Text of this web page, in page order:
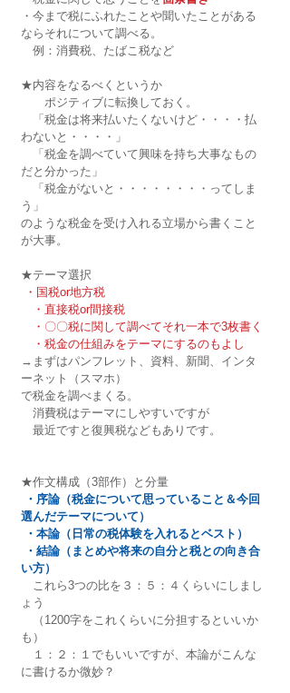
・今まで税にふれたことや聞いたことがある
ならそれについて調べる。
例：消費税、たばこ税など
★内容をなるべくというか
ポジティブに転換しておく。
「税金は将来払いたくないけど・・・・払
わないと・・・・」
「税金を調べていて興味を持ち大事なもの
だと分かった」
「税金がないと・・・・・・・・ってしま
う」
のような税金を受け入れる立場から書くこと
が大事。
★テーマ選択
・国税or地方税
・直接税or間接税
・〇〇税に関して調べてそれ一本で3枚書く
・税金の仕組みをテーマにするのもよし
→まずはパンフレット、資料、新聞、インタ
ーネット（スマホ）
で税金を調べまくる。
消費税はテーマにしやすいですが
最近ですと復興税などもありです。
★作文構成（3部作）と分量
・序論（税金について思っていること＆今回
選んだテーマについて）
・本論（日常の税体験を入れるとベスト）
・結論（まとめや将来の自分と税との向き合
い方）
これら3つの比を３：５：４くらいにしまし
ょう
（1200字をこれくらいに分担するといいか
も）
１：２：１でもいいですが、本論がこんな
に書けるか微妙？